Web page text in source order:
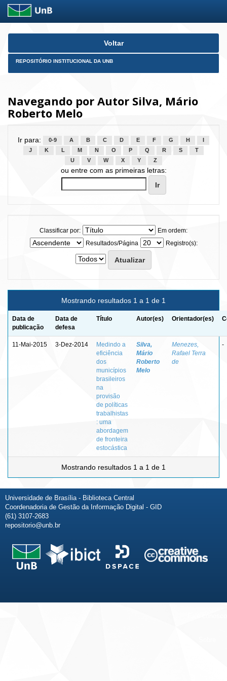
Skip
Voltar
REPOSITÓRIO INSTITUCIONAL DA UNB
Navegando por Autor Silva, Mário
Roberto Melo
Ir para: 0-9 A B C D E F G H
J
K L M N O P Q R S
T
U
V W X Y Z
ou entre com as primeiras letras:
Classificar por:
Em ordem:
Resultados/Página
Registro(s):
Mostrando resultados 1 a 1 de 1
Data de
publicação
Data de
defesa
Título Autor(es) Orientador(es)
11-Mai-2015 3-Dez-2014
Medindo a
eficiência
dos
municípios
brasileiros
na
provisão
de políticas
trabalhistas
: uma
abordagem
de fronteira
estocástica
Silva,
Mário
Roberto
Melo
Menezes,
Rafael Terra
de
-
Mostrando resultados 1 a 1 de 1
Universidade de Brasília - Biblioteca Central
Coordenadoria de Gestão da Informação Digital - GID
(61) 3107-2683
repositorio@unb.br